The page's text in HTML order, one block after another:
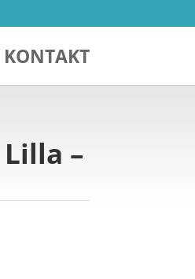
KONTAKT
–